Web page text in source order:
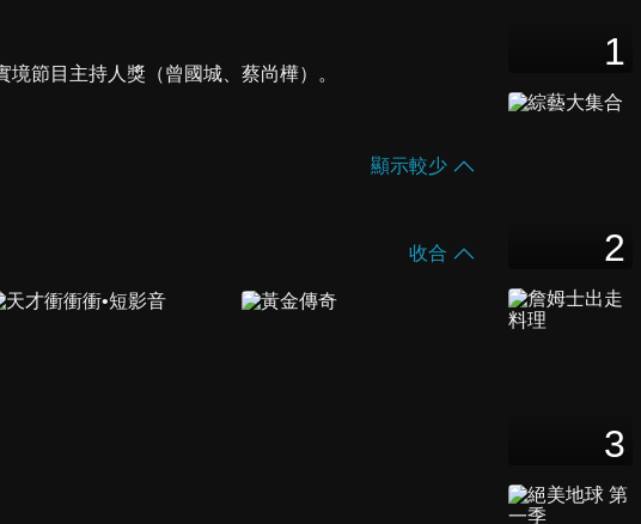
節目主持人獎（曾國城、蔡尚樺）。
顯示較少
收合
1
2
3